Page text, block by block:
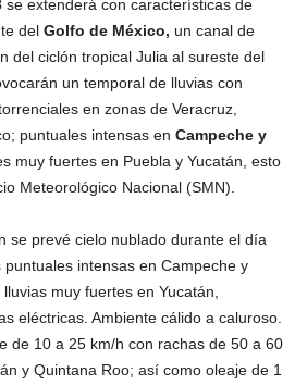
se extenderá con características de
del Golfo de México, un canal de
del ciclón tropical Julia al sureste del
un temporal de lluvias con
en zonas de Veracruz,
puntuales intensas en Campeche y
muy fuertes en Puebla y Yucatán, esto
Meteorológico Nacional (SMN).
se prevé cielo nublado durante el día
intensas en Campeche y
muy fuertes en Yucatán,
eléctricas. Ambiente cálido a caluroso.
de 10 a 25 km/h con rachas de 50 a 60
y Quintana Roo; así como oleaje de 1